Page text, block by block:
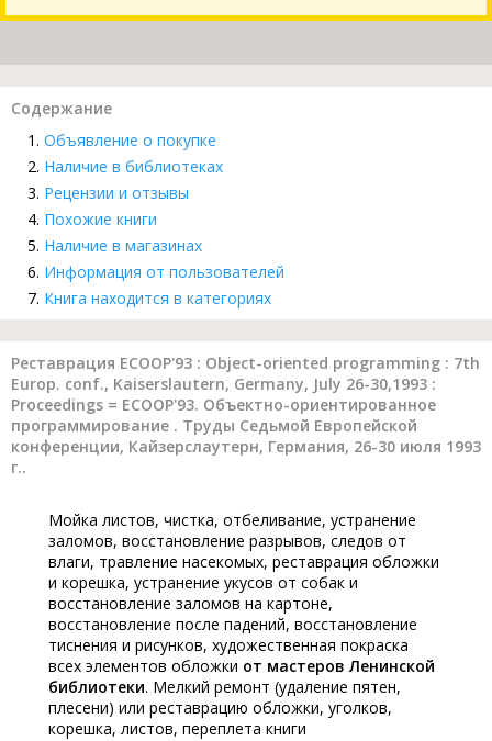
Содержание
Объявление о покупке
Наличие в библиотеках
Рецензии и отзывы
Похожие книги
Наличие в магазинах
Информация от пользователей
Книга находится в категориях
Реставрация ECOOP'93 : Object-oriented programming : 7th
Europ. conf., Kaiserslautern, Germany, July 26-30,1993 :
Proceedings = ECOOP'93. Объектно-ориентированное
программирование . Труды Седьмой Европейской
конференции, Кайзерслаутерн, Германия, 26-30 июля 1993
г..
Мойка листов, чистка, отбеливание, устранение
заломов, восстановление разрывов, следов от
влаги, травление насекомых, реставрация обложки
и корешка, устранение укусов от собак и
восстановление заломов на картоне,
восстановление после падений, восстановление
тиснения и рисунков, художественная покраска
всех элементов обложки от мастеров Ленинской
библиотеки. Мелкий ремонт (удаление пятен,
плесени) или реставрацию обложки, уголков,
корешка, листов, переплета книги